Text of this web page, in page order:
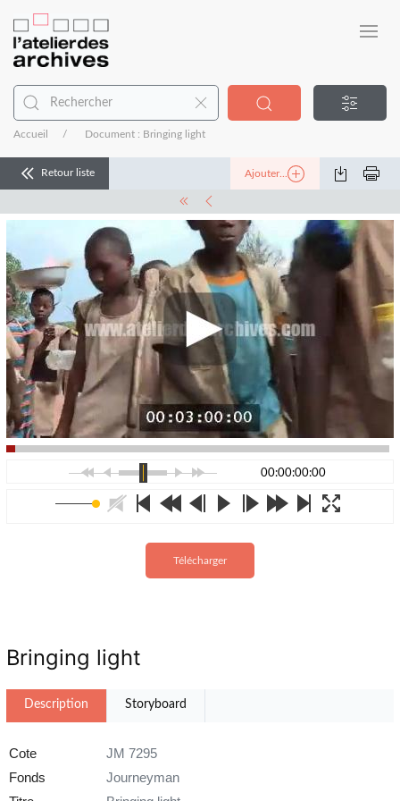
Accueil Document : Bringing light
Retour liste Ajouter...
00:00:00:00
Télécharger
Bringing light
Description Storyboard
Cote
JM 7295
Fonds
Journeyman